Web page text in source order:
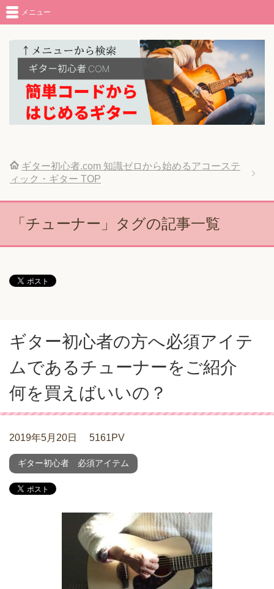
メニュー
ギター初心者.com 知識ゼロから始めるアコーステ
ィック・ギター TOP
「チューナー」タグの記事一覧
ギター初心者の方へ必須アイテ
ムであるチューナーをご紹介
何を買えばいいの？
2019年5月20日 5161PV
ギター初心者 必須アイテム